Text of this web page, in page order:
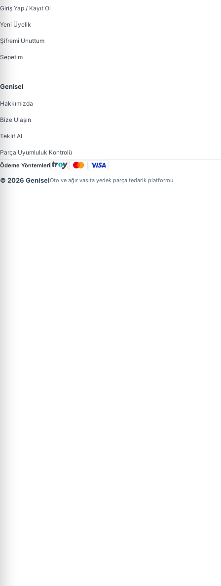
Giriş Yap / Kayıt Ol
Yeni Üyelik
Şifremi Unuttum
Sepetim
Genisel
Hakkımızda
Bize Ulaşın
Teklif Al
Parça Uyumluluk Kontrolü
Ödeme Yöntemleri
© 2026 GeniselOto ve ağır vasıta yedek parça tedarik platformu.